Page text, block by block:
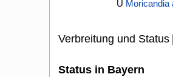
U Moricandia
Verbreitung und Status
Status in Bayern